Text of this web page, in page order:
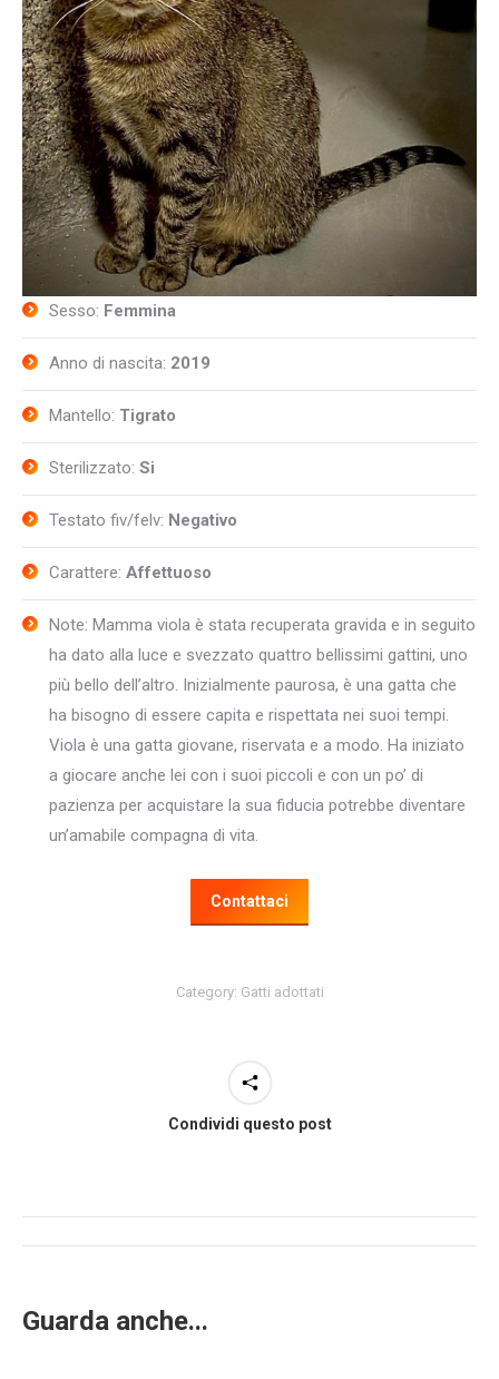
Sesso: Femmina
Anno di nascita: 2019
Mantello: Tigrato
Sterilizzato: Si
Testato fiv/felv: Negativo
Carattere: Affettuoso
Note: Mamma viola è stata recuperata gravida e in seguito
ha dato alla luce e svezzato quattro bellissimi gattini, uno
più bello dell’altro. Inizialmente paurosa, è una gatta che
ha bisogno di essere capita e rispettata nei suoi tempi.
Viola è una gatta giovane, riservata e a modo. Ha iniziato
a giocare anche lei con i suoi piccoli e con un po’ di
pazienza per acquistare la sua fiducia potrebbe diventare
un’amabile compagna di vita.
Contattaci
Category: Gatti adottati
Condividi questo post
Post
Guarda anche...